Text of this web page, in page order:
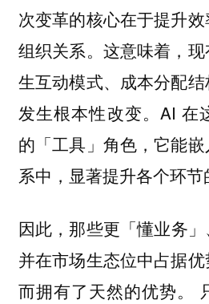
次变革的核心在于提升
组织关系。这意味着，
生互动模式、成本分配
发生根本性改变。AI 在
的「工具」角色，它能
系中，显著提升各个环节
因此， 那些更「懂业务」
并在市场生态位中占据
而拥有了天然的优势。